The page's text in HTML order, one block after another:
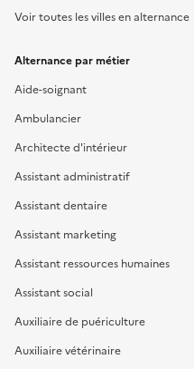
Voir toutes les villes en alternance
Alternance par métier
Aide-soignant
Ambulancier
Architecte d'intérieur
Assistant administratif
Assistant dentaire
Assistant marketing
Assistant ressources humaines
Assistant social
Auxiliaire de puériculture
Auxiliaire vétérinaire